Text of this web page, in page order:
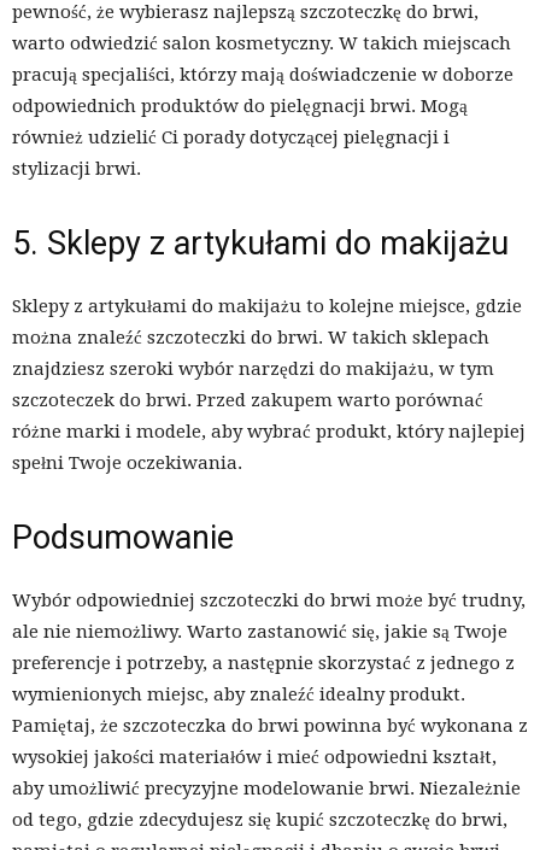
pewność, że wybierasz najlepszą szczoteczkę do brwi,
warto odwiedzić salon kosmetyczny. W takich miejscach
pracują specjaliści, którzy mają doświadczenie w doborze
odpowiednich produktów do pielęgnacji brwi. Mogą
również udzielić Ci porady dotyczącej pielęgnacji i
stylizacji brwi.
5. Sklepy z artykułami do makijażu
Sklepy z artykułami do makijażu to kolejne miejsce, gdzie
można znaleźć szczoteczki do brwi. W takich sklepach
znajdziesz szeroki wybór narzędzi do makijażu, w tym
szczoteczek do brwi. Przed zakupem warto porównać
różne marki i modele, aby wybrać produkt, który najlepiej
spełni Twoje oczekiwania.
Podsumowanie
Wybór odpowiedniej szczoteczki do brwi może być trudny,
ale nie niemożliwy. Warto zastanowić się, jakie są Twoje
preferencje i potrzeby, a następnie skorzystać z jednego z
wymienionych miejsc, aby znaleźć idealny produkt.
Pamiętaj, że szczoteczka do brwi powinna być wykonana z
wysokiej jakości materiałów i mieć odpowiedni kształt,
aby umożliwić precyzyjne modelowanie brwi. Niezależnie
od tego, gdzie zdecydujesz się kupić szczoteczkę do brwi,